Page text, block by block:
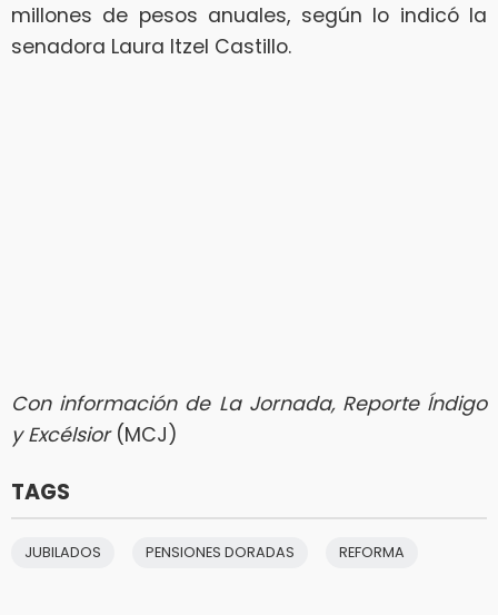
millones de pesos anuales, según lo indicó la
senadora Laura Itzel Castillo.
Con información de La Jornada, Reporte Índigo
y Excélsior (MCJ)
TAGS
JUBILADOS PENSIONES DORADAS REFORMA